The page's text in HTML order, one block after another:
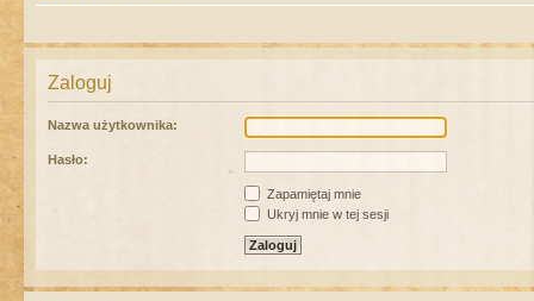
Zaloguj
Nazwa użytkownika:
Hasło:
Zapamiętaj mnie
Ukryj mnie w tej sesji